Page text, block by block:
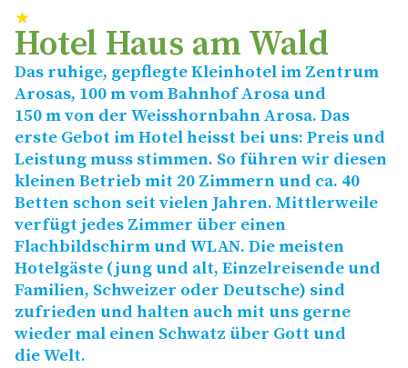
★
Hotel Haus am Wald
Das ruhige, gepflegte Kleinhotel im Zentrum
Arosas, 100 m vom Bahnhof Arosa und
150 m von der Weisshornbahn Arosa. Das
erste Gebot im Hotel heisst bei uns: Preis und
Leistung muss stimmen. So führen wir diesen
kleinen Betrieb mit 20 Zimmern und ca. 40
Betten schon seit vielen Jahren. Mittlerweile
verfügt jedes Zimmer über einen
Flachbildschirm undWLAN. Die meisten
Hotelgäste (jung und alt, Einzelreisende und
Familien, Schweizer oder Deutsche) sind
zufrieden und halten auch mit uns gerne
wieder mal einen Schwatz über Gott und
die Welt.